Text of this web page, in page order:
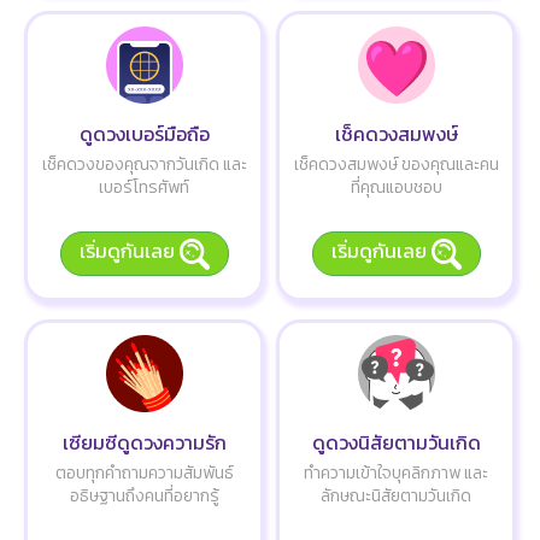
ดูดวงเบอร์มือถือ
เช็คดวงของคุณจากวันเกิด และ
เบอร์โทรศัพท์
เริ่มดูกันเลย
เช็คดวงสมพงษ์
เช็คดวงสมพงษ์ ของคุณและคน
ที่คุณแอบชอบ
เริ่มดูกันเลย
เซียมซีดูดวงความรัก
ตอบทุกคำถามความสัมพันธ์
อธิษฐานถึงคนที่อยากรู้
ดูดวงนิสัยตามวันเกิด
ทำความเข้าใจบุคลิกภาพ และ
ลักษณะนิสัยตามวันเกิด